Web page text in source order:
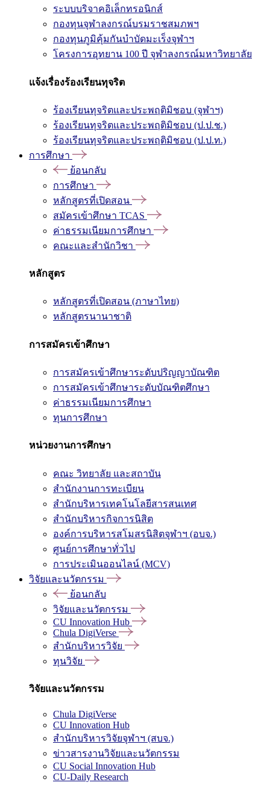
ระบบบริจาคอิเล็กทรอนิกส์
กองทุนจุฬาลงกรณ์บรมราชสมภพฯ
กองทุนภูมิคุ้มกันบำบัดมะเร็งจุฬาฯ
โครงการอุทยาน 100 ปี จุฬาลงกรณ์มหาวิทยาลัย
แจ้งเรื่องร้องเรียนทุจริต
ร้องเรียนทุจริตและประพฤติมิชอบ (จุฬาฯ)
ร้องเรียนทุจริตและประพฤติมิชอบ (ป.ป.ช.)
ร้องเรียนทุจริตและประพฤติมิชอบ (ป.ป.ท.)
การศึกษา
ย้อนกลับ
การศึกษา
หลักสูตรที่เปิดสอน
สมัครเข้าศึกษา TCAS
ค่าธรรมเนียมการศึกษา
คณะและสำนักวิชา
หลักสูตร
หลักสูตรที่เปิดสอน (ภาษาไทย)
หลักสูตรนานาชาติ
การสมัครเข้าศึกษา
การสมัครเข้าศึกษาระดับปริญญาบัณฑิต
การสมัครเข้าศึกษาระดับบัณฑิตศึกษา
ค่าธรรมเนียมการศึกษา
ทุนการศึกษา
หน่วยงานการศึกษา
คณะ วิทยาลัย และสถาบัน
สำนักงานการทะเบียน
สำนักบริหารเทคโนโลยีสารสนเทศ
สำนักบริหารกิจการนิสิต
องค์การบริหารสโมสรนิสิตจุฬาฯ (อบจ.)
ศูนย์การศึกษาทั่วไป
การประเมินออนไลน์ (MCV)
วิจัยและนวัตกรรม
ย้อนกลับ
วิจัยและนวัตกรรม
CU Innovation Hub
Chula DigiVerse
สำนักบริหารวิจัย
ทุนวิจัย
วิจัยและนวัตกรรม
Chula DigiVerse
CU Innovation Hub
สำนักบริหารวิจัยจุฬาฯ (สบจ.)
ข่าวสารงานวิจัยและนวัตกรรม
CU Social Innovation Hub
CU-Daily Research